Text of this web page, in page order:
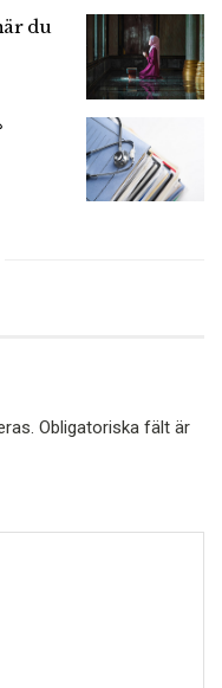
du
Obligatoriska fält är